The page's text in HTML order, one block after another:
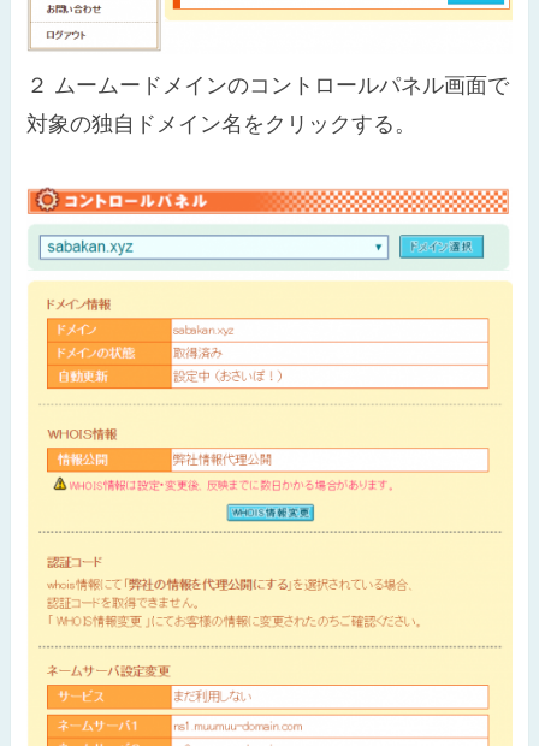
２ ムームードメインのコントロールパネル画面で
対象の独自ドメイン名をクリックする。